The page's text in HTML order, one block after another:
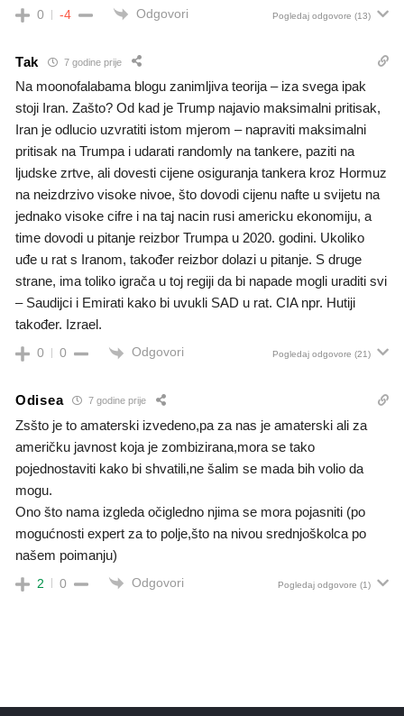
0 -4 Odgovori Pogledaj odgovore (13)
Tak 7 godine prije
Na moonofalabama blogu zanimljiva teorija – iza svega ipak
stoji Iran. Zašto? Od kad je Trump najavio maksimalni pritisak,
Iran je odlucio uzvratiti istom mjerom – napraviti maksimalni
pritisak na Trumpa i udarati randomly na tankere, paziti na
ljudske zrtve, ali dovesti cijene osiguranja tankera kroz Hormuz
na neizdrzivo visoke nivoe, što dovodi cijenu nafte u svijetu na
jednako visoke cifre i na taj nacin rusi americku ekonomiju, a
time dovodi u pitanje reizbor Trumpa u 2020. godini. Ukoliko
uđe u rat s Iranom, također reizbor dolazi u pitanje. S druge
strane, ima toliko igrača u toj regiji da bi napade mogli uraditi svi
– Saudijci i Emirati kako bi uvukli SAD u rat. CIA npr. Hutiji
također. Izrael.
0 0 Odgovori Pogledaj odgovore (21)
Odisea 7 godine prije
Zsšto je to amaterski izvedeno,pa za nas je amaterski ali za
američku javnost koja je zombizirana,mora se tako
pojednostaviti kako bi shvatili,ne šalim se mada bih volio da
mogu.
Ono što nama izgleda očigledno njima se mora pojasniti (po
mogućnosti expert za to polje,što na nivou srednjoškolca po
našem poimanju)
2 0 Odgovori Pogledaj odgovore (1)